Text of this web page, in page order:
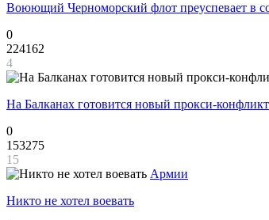
Воюющий Черноморский флот преуспевает в
0
224162
4
На Балканах готовится новый прокси-конфликт
0
153275
15
Армии
Никто не хотел воевать